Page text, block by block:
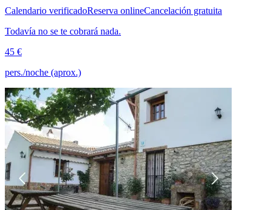
Calendario verificadoReserva onlineCancelación gratuita
Todavía no se te cobrará nada.
45 €
pers./noche (aprox.)